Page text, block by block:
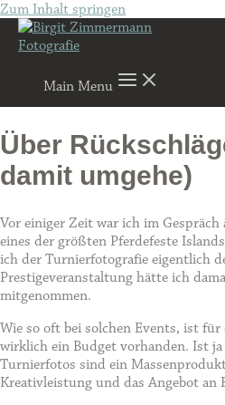
Zum Inhalt springen
Main Menu
Über
damit umgehe)
Vor einiger Zeit war ich im
eines der größten Pferdefeste
ich der Turnierfotografie eigentlich
Prestigeveranstaltung hätte ich
mitgenommen.
Wie so oft bei solchen Events, ist
wirklich ein Budget vorhanden. Ist
Turnierfotos sind ein
Kreativleistung und das Angebot an